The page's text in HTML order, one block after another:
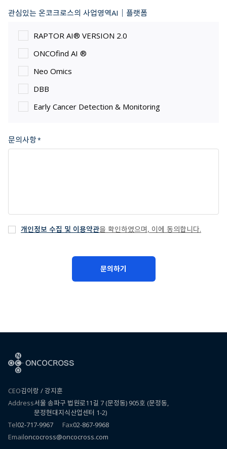
관심있는 온코크로스의 사업영역AI｜플랫폼
RAPTOR AI® VERSION 2.0
ONCOfind AI ®
Neo Omics
DBB
Early Cancer Detection & Monitoring
문의사항
개인정보 수집 및 이용약관을 확인하였으며, 이에 동의합니다.
문의하기
CEO김이랑 / 강지훈
Address서울 송파구 법원로11길 7 (문정동) 905호 (문정동,
문정현대지식산업센터 1-2)
Tel02-717-9967 Fax02-867-9968
Emailoncocross@oncocross.com